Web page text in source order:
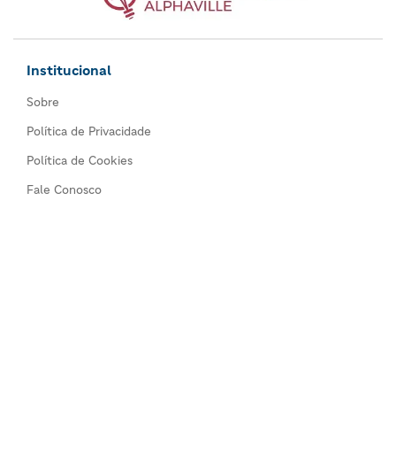
Institucional
Sobre
Política de Privacidade
Política de Cookies
Fale Conosco